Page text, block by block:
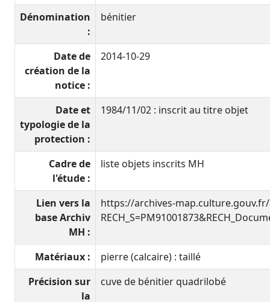
Dénomination
:
bénitier
Date de
création de la
notice :
2014-10-29
Date et
typologie de la
protection :
1984/11/02 : inscrit au titre objet
Cadre de
l'étude :
liste objets inscrits MH
Lien vers la
base Archiv
MH :
https://archives-
Matériaux :
pierre (calcaire) : taillé
Précision sur
la
cuve de bénitier quadrilobé